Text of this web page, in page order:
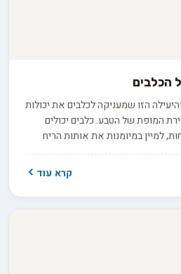
הכלבים
הזו שמעניקה לכלבים את יכולות
המופת של הטבע. כלבים יכולים
למיין במיומנות את אותות הריח
הבזק כדי להגיב לסביבתם. זהו
מעמקי האינטליגנציה הכלבית
את המדע שמאחורי חוש הריח
את יכולות הריח המעולות שלו
אלה.
קרא עוד